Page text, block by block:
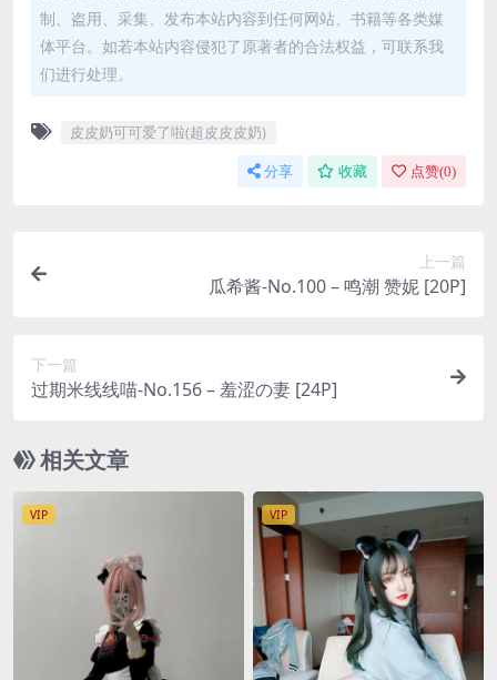
制、盗用、采集、发布本站内容到任何网站、书籍等各类媒
体平台。如若本站内容侵犯了原著者的合法权益，可联系我
们进行处理。
皮皮奶可可爱了啦(超皮皮皮奶)
分享 收藏 点赞(0)
上一篇
瓜希酱-No.100 – 鸣潮 赞妮 [20P]
下一篇
过期米线线喵-No.156 – 羞涩の妻 [24P]
相关文章
VIP VIP